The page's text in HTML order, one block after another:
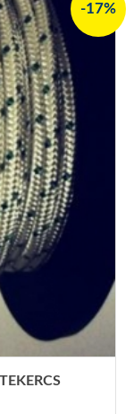
-17%